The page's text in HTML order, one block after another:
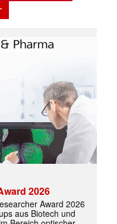
✕
2026
Award 2026
aus Biotech und